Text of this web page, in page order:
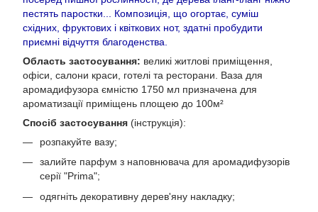
пестять паростки... Композиція, що огортає, суміш
східних, фруктових і квіткових нот, здатні пробудити
приємні відчуття благоденства.
Область застосування: великі житлові приміщення,
офіси, салони краси, готелі та ресторани. Ваза для
аромадифузора ємністю 1750 мл призначена для
ароматизації приміщень площею до 100м²
Спосіб застосування (інструкція):
розпакуйте вазу;
залийте парфум з наповнювача для аромадифузорів
серії "Prima";
одягніть декоративну дерев'яну накладку;